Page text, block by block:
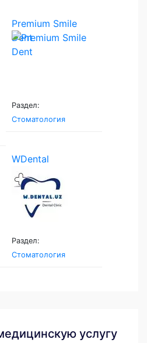
Premium Smile
Dent
Раздел:
Стоматология
WDental
Раздел:
Стоматология
услугу